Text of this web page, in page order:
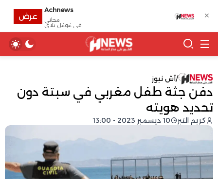
/آش نيوز
دفن جثة طفل مغربي في سبتة دون
تحديد هويته
كريم التبر 10 ديسمبر 2023 - 13:00
✕
Achnews
مجانى
في غوغل بلاي
عرض